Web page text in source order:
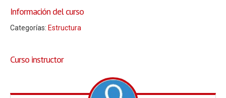
Información del curso
Categorías: Estructura
Curso instructor